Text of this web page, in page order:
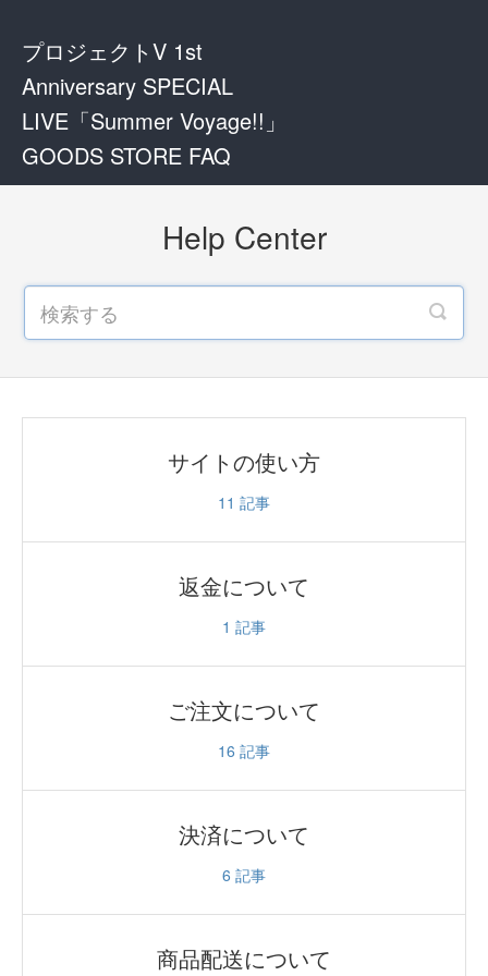
プロジェクトV 1st
Anniversary SPECIAL
LIVE「Summer Voyage!!」
GOODS STORE FAQ
Help Center
サイトの使い方
11 記事
返金について
1 記事
ご注文について
16 記事
決済について
6 記事
商品配送について